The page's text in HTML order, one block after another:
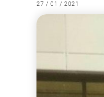
27 / 01 / 2021